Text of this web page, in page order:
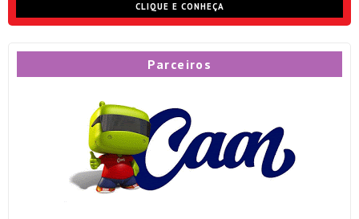
CLIQUE E CONHEÇA
Parceiros